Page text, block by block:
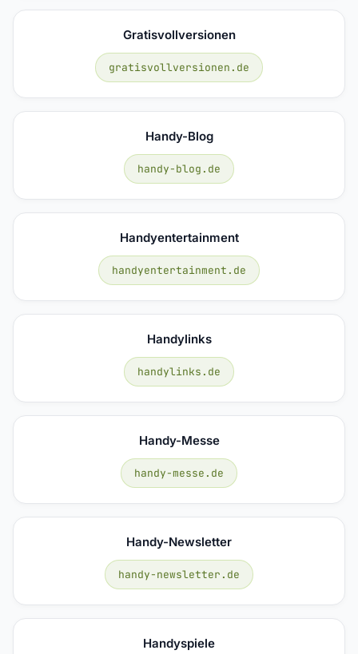
Gratisvollversionen
gratisvollversionen.de
Handy-Blog
handy-blog.de
Handyentertainment
handyentertainment.de
Handylinks
handylinks.de
Handy-Messe
handy-messe.de
Handy-Newsletter
handy-newsletter.de
Handyspiele